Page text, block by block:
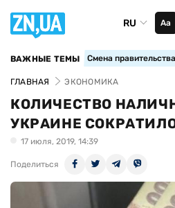
RU Аа
ВАЖНЫЕ ТЕМЫ Смена
ГЛАВНАЯ ЭКОНОМИКА
КОЛИЧЕСТВО
УКРАИНЕ
17 июля, 2019, 14:39
Поделиться